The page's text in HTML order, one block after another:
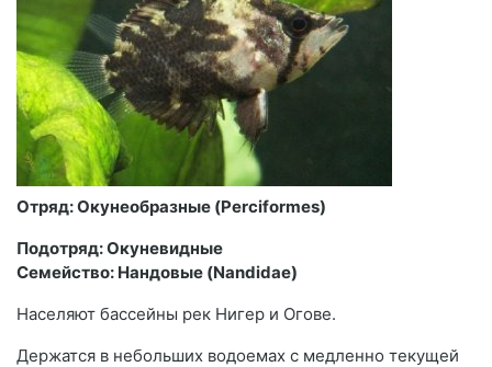
Отряд: Окунеобразные (Perciformes)
Подотряд: Окуневидные
Семейство: Нандовые (Nandidae)
Населяют бассейны рек Нигер и Огове.
Держатся в небольших водоемах с медленно текущей